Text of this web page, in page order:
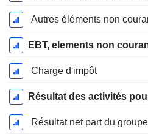
Autres éléments non
EBT, elements non
Charge d'impôt
Résultat des activités
Résultat net part du groupe